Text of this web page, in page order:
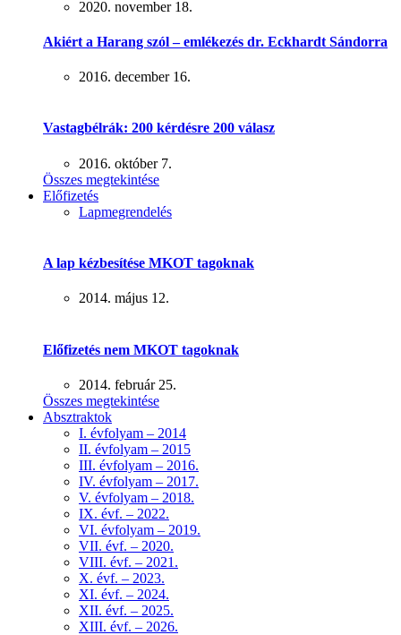
2020. november 18.
Akiért a Harang szól – emlékezés dr. Eckhardt Sándorra
2016. december 16.
Vastagbélrák: 200 kérdésre 200 válasz
2016. október 7.
Összes megtekintése
Előfizetés
Lapmegrendelés
A lap kézbesítése MKOT tagoknak
2014. május 12.
Előfizetés nem MKOT tagoknak
2014. február 25.
Összes megtekintése
Absztraktok
I. évfolyam – 2014
II. évfolyam – 2015
III. évfolyam – 2016.
IV. évfolyam – 2017.
V. évfolyam – 2018.
IX. évf. – 2022.
VI. évfolyam – 2019.
VII. évf. – 2020.
VIII. évf. – 2021.
X. évf. – 2023.
XI. évf. – 2024.
XII. évf. – 2025.
XIII. évf. – 2026.